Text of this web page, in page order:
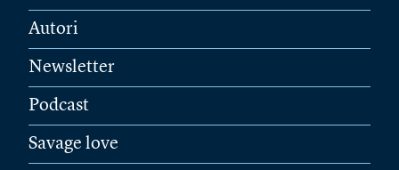
Autori
Newsletter
Podcast
Savage love